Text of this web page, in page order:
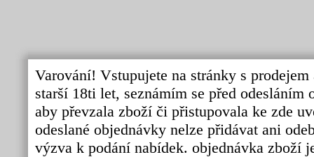
Varování! Vstupujete na stránky s
starší 18ti let, seznámím se před
aby převzala zboží či přistupovala ke zde
odeslané objednávky nelze přidávat ani
výzva k podání nabídek. objednávka zboží